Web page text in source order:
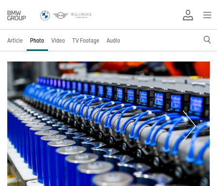
Article Photo Video TV Footage Audio